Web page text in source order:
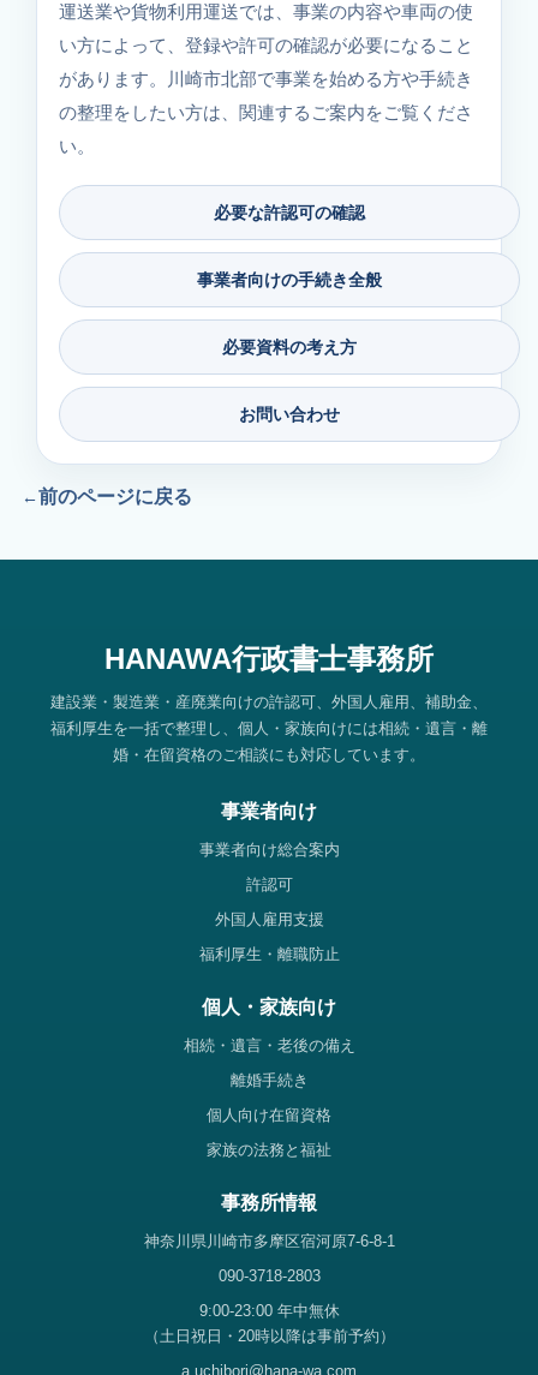
運送業や貨物利用運送では、事業の内容や車両の使
い方によって、登録や許可の確認が必要になること
があります。川崎市北部で事業を始める方や手続き
の整理をしたい方は、関連するご案内をご覧くださ
い。
必要な許認可の確認
事業者向けの手続き全般
必要資料の考え方
お問い合わせ
前のページに戻る
HANAWA行政書士事務所
建設業・製造業・産廃業向けの許認可、外国人雇用、補助金、
福利厚生を一括で整理し、個人・家族向けには相続・遺言・離
婚・在留資格のご相談にも対応しています。
事業者向け
事業者向け総合案内
許認可
外国人雇用支援
福利厚生・離職防止
個人・家族向け
相続・遺言・老後の備え
離婚手続き
個人向け在留資格
家族の法務と福祉
事務所情報
神奈川県川崎市多摩区宿河原7-6-8-1
090-3718-2803
9:00-23:00 年中無休
（土日祝日・20時以降は事前予約）
a.uchibori@hana-wa.com